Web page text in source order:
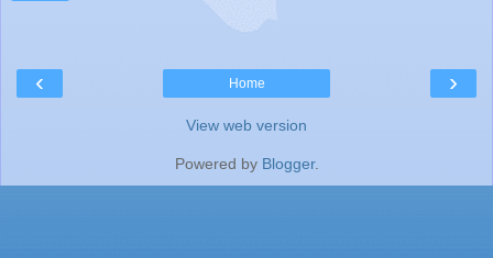
‹ ›
Home
View web version
Powered by Blogger.